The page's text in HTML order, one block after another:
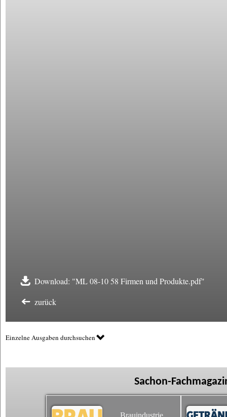
Download: "ML 08-10 58 Firmen und Produkte.pdf"
zurück
Einzelne Ausgaben durchsuchen
Sachon-
Brauindustrie